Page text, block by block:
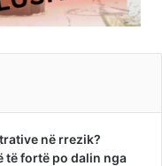
në rrezik?
të fortë po dalin nga